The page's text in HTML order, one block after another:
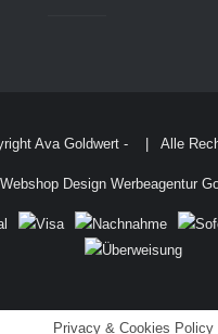
Ava Goldwert - | Alle
Webshop Design Werbeagentur
Privacy & Cookies Policy